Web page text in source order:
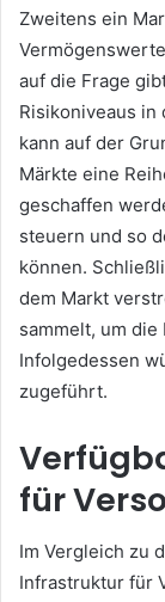
Zweitens ein
auf die Frage
Risikoniveaus in
kann auf der
Märkte eine
geschaffen
steuern und so
können.
dem Markt
sammelt, um
Infolgedessen
zugeführt.
für
Im Vergleich zu
Infrastruktur für